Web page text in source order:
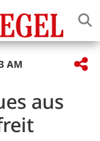
AM
aus